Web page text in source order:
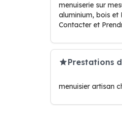
menuiserie sur
aluminium, bois et
Contacter et
Prestations
menuisier artisan